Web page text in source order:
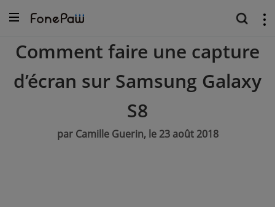
Comment faire une capture
d’écran sur Samsung Galaxy
S8
par Camille Guerin, le 23 août 2018